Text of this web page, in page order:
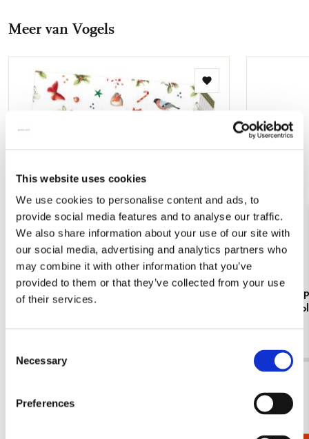
This website uses cookies
We use cookies to personalise content and ads, to
provide social media features and to analyse our traffic.
We also share information about your use of our site with
our social media, advertising and analytics partners who
may combine it with other information that you’ve
provided to them or that they’ve collected from your use
of their services.
Selection
Necessary
Preferences
Meer van Vogels
Toevoegen
aan
verlanglijst
Servetten: Christmas, Janneke Brinkman
Flowers,